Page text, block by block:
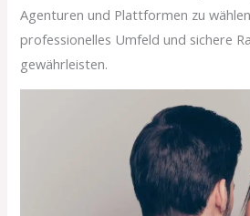
Agenturen und Plattformen zu
professionelles Umfeld und sichere
gewährleisten.